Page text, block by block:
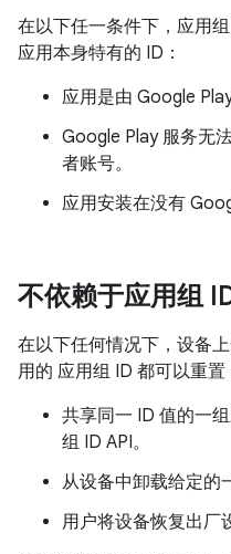
在以下任一条件下，应用
应用本身特有的 ID：
应用是由 Google
Google Play 服务无
者账号。
应用安装在没有
不依赖于应用组
在以下任何情况下，设备
用的 应用组 ID 都可以重置
共享同一 ID 值的一
组 ID API。
从设备中卸载给定的
用户将设备恢复出厂